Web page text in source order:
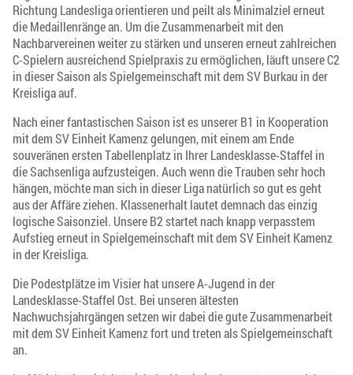
Richtung Landesliga orientieren und peilt als Minimalziel erneut
die Medaillenränge an. Um die Zusammenarbeit mit den
Nachbarvereinen weiter zu stärken und unseren erneut zahlreichen
C-Spielern ausreichend Spielpraxis zu ermöglichen, läuft unsere C2
in dieser Saison als Spielgemeinschaft mit dem SV Burkau in der
Kreisliga auf.
Nach einer fantastischen Saison ist es unserer B1 in Kooperation
mit dem SV Einheit Kamenz gelungen, mit einem am Ende
souveränen ersten Tabellenplatz in Ihrer Landesklasse-Staffel in
die Sachsenliga aufzusteigen. Auch wenn die Trauben sehr hoch
hängen, möchte man sich in dieser Liga natürlich so gut es geht
aus der Affäre ziehen. Klassenerhalt lautet demnach das einzig
logische Saisonziel. Unsere B2 startet nach knapp verpasstem
Aufstieg erneut in Spielgemeinschaft mit dem SV Einheit Kamenz
in der Kreisliga.
Die Podestplätze im Visier hat unsere A-Jugend in der
Landesklasse-Staffel Ost. Bei unseren ältesten
Nachwuchsjahrgängen setzen wir dabei die gute Zusammenarbeit
mit dem SV Einheit Kamenz fort und treten als Spielgemeinschaft
an.